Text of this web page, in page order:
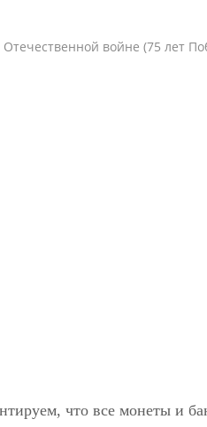
войне (75 лет
что все монеты и